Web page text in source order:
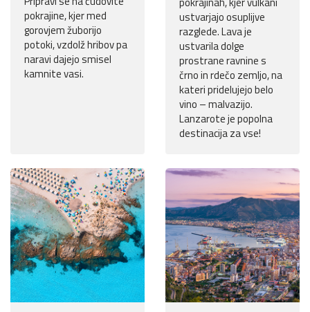
pokrajine, kjer med
gorovjem žuborijo
potoki, vzdolž hribov pa
naravi dajejo smisel
kamnite vasi.
ustvarjajo osuplijve
razglede. Lava je
ustvarila dolge
prostrane ravnine s
črno in rdečo zemljo, na
kateri pridelujejo belo
vino – malvazijo.
Lanzarote je popolna
destinacija za vse!